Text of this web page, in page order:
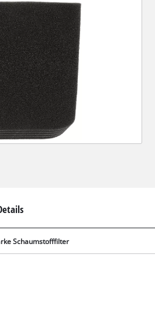
Schaumstofffilter